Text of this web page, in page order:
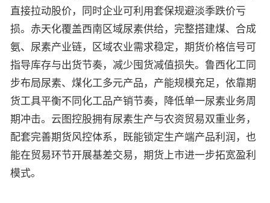
直接拉动股价，同时企业可利用套保规避淡季跌价亏
损。赤天化覆盖西南区域尿素供给，完整搭建煤、合成
氨、尿素产业链，区域农业需求稳定，期货价格信号可
指导库存与出货节奏，减少囤货减值损失。鲁西化工同
步布局尿素、煤化工多元产品，产能规模充足，依靠期
货工具平衡不同化工品产销节奏，降低单一尿素业务周
期冲击。云图控股拥有尿素生产与农资贸易双重业务，
配套完善期货风控体系，既能锁定生产端产品利润，也
能在贸易环节开展基差交易，期货上市进一步拓宽盈利
模式。